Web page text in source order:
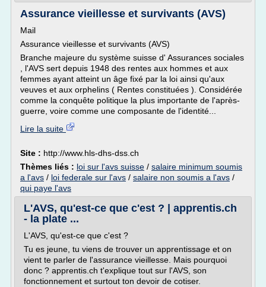
Assurance vieillesse et survivants (AVS)
Mail
Assurance vieillesse et survivants (AVS)
Branche majeure du système suisse d' Assurances sociales
, l'AVS sert depuis 1948 des rentes aux hommes et aux
femmes ayant atteint un âge fixé par la loi ainsi qu'aux
veuves et aux orphelins ( Rentes constituées ). Considérée
comme la conquête politique la plus importante de l'après-
guerre, voire comme une composante de l'identité...
Lire la suite
Site : http://www.hls-dhs-dss.ch
Thèmes liés : loi sur l'avs suisse / salaire minimum soumis
a l'avs / loi federale sur l'avs / salaire non soumis a l'avs /
qui paye l'avs
L'AVS, qu'est-ce que c'est ? | apprentis.ch
- la plate ...
L'AVS, qu'est-ce que c'est ?
Tu es jeune, tu viens de trouver un apprentissage et on
vient te parler de l'assurance vieillesse. Mais pourquoi
donc ? apprentis.ch t'explique tout sur l'AVS, son
fonctionnement et surtout ton devoir de cotiser.